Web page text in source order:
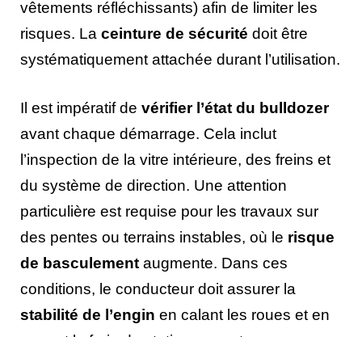
vêtements réfléchissants) afin de limiter les
risques. La ceinture de sécurité doit être
systématiquement attachée durant l’utilisation.
Il est impératif de vérifier l’état du bulldozer
avant chaque démarrage. Cela inclut
l’inspection de la vitre intérieure, des freins et
du système de direction. Une attention
particulière est requise pour les travaux sur
des pentes ou terrains instables, où le risque
de basculement augmente. Dans ces
conditions, le conducteur doit assurer la
stabilité de l’engin en calant les roues et en